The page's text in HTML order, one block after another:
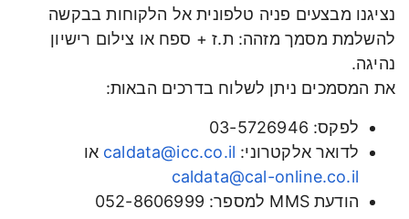
נציגנו מבצעים פניה טלפונית אל הלקוחות בבקשה
להשלמת מסמך מזהה: ת.ז + ספח או צילום רישיון
נהיגה.
את המסמכים ניתן לשלוח בדרכים הבאות:
לפקס: 03-5726946
לדואר אלקטרוני: caldata@icc.co.il או
caldata@cal-online.co.il
הודעת MMS למספר: 052-8606999